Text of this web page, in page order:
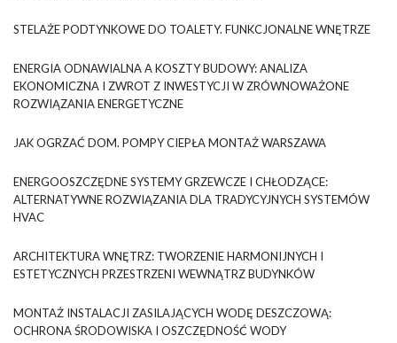
STELAŻE PODTYNKOWE DO TOALETY. FUNKCJONALNE WNĘTRZE
ENERGIA ODNAWIALNA A KOSZTY BUDOWY: ANALIZA
EKONOMICZNA I ZWROT Z INWESTYCJI W ZRÓWNOWAŻONE
ROZWIĄZANIA ENERGETYCZNE
JAK OGRZAĆ DOM. POMPY CIEPŁA MONTAŻ WARSZAWA
ENERGOOSZCZĘDNE SYSTEMY GRZEWCZE I CHŁODZĄCE:
ALTERNATYWNE ROZWIĄZANIA DLA TRADYCYJNYCH SYSTEMÓW
HVAC
ARCHITEKTURA WNĘTRZ: TWORZENIE HARMONIJNYCH I
ESTETYCZNYCH PRZESTRZENI WEWNĄTRZ BUDYNKÓW
MONTAŻ INSTALACJI ZASILAJĄCYCH WODĘ DESZCZOWĄ:
OCHRONA ŚRODOWISKA I OSZCZĘDNOŚĆ WODY